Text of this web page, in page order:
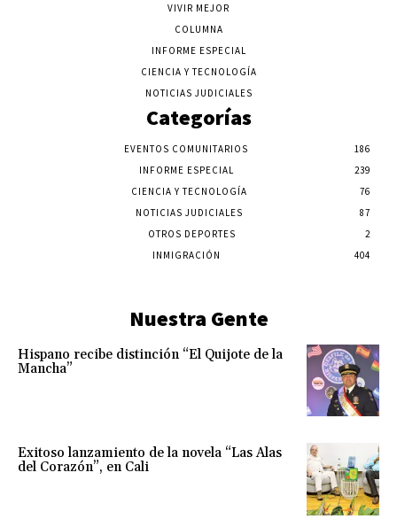
VIVIR MEJOR
COLUMNA
INFORME ESPECIAL
CIENCIA Y TECNOLOGÍA
NOTICIAS JUDICIALES
Categorías
EVENTOS COMUNITARIOS
186
INFORME ESPECIAL
239
CIENCIA Y TECNOLOGÍA
76
NOTICIAS JUDICIALES
87
OTROS DEPORTES
2
INMIGRACIÓN
404
Nuestra Gente
Hispano recibe distinción “El Quijote de la
Mancha”
Exitoso lanzamiento de la novela “Las Alas
del Corazón”, en Cali